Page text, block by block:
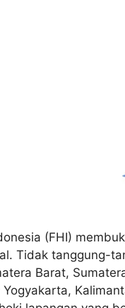
(FHI)
Tidak tanggung-
Barat,